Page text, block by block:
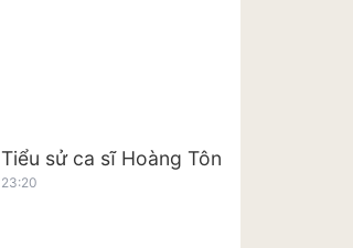
Tiểu sử ca sĩ Hoàng Tôn
23:20